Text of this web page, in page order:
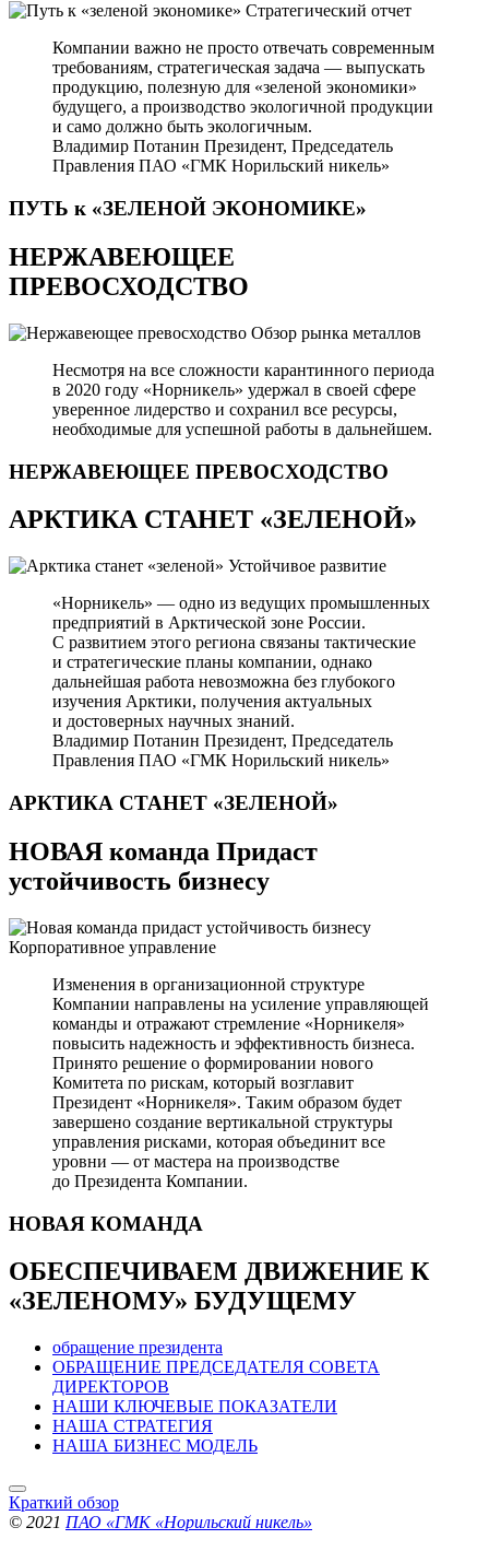
Стратегический отчет
Компании важно не просто отвечать современным
требованиям, стратегическая задача — выпускать
продукцию, полезную для «зеленой экономики»
будущего, а производство экологичной продукции
и само должно быть экологичным.
Владимир Потанин Президент, Председатель
Правления ПАО «ГМК Норильский никель»
ПУТЬ к «ЗЕЛЕНОЙ ЭКОНОМИКЕ»
НЕРЖАВЕЮЩЕЕ
ПРЕВОСХОДСТВО
Обзор рынка металлов
Несмотря на все сложности карантинного периода
в 2020 году «Норникель» удержал в своей сфере
уверенное лидерство и сохранил все ресурсы,
необходимые для успешной работы в дальнейшем.
НЕРЖАВЕЮЩЕЕ ПРЕВОСХОДСТВО
АРКТИКА СТАНЕТ «ЗЕЛЕНОЙ»
Устойчивое развитие
«Норникель» — одно из ведущих промышленных
предприятий в Арктической зоне России.
С развитием этого региона связаны тактические
и стратегические планы компании, однако
дальнейшая работа невозможна без глубокого
изучения Арктики, получения актуальных
и достоверных научных знаний.
Владимир Потанин Президент, Председатель
Правления ПАО «ГМК Норильский никель»
АРКТИКА СТАНЕТ «ЗЕЛЕНОЙ»
НОВАЯ команда Придаст
устойчивость бизнесу
Корпоративное управление
Изменения в организационной структуре
Компании направлены на усиление управляющей
команды и отражают стремление «Норникеля»
повысить надежность и эффективность бизнеса.
Принято решение о формировании нового
Комитета по рискам, который возглавит
Президент «Норникеля». Таким образом будет
завершено создание вертикальной структуры
управления рисками, которая объединит все
уровни — от мастера на производстве
до Президента Компании.
НОВАЯ КОМАНДА
ОБЕСПЕЧИВАЕМ ДВИЖЕНИЕ К
«ЗЕЛЕНОМУ» БУДУЩЕМУ
обращение президента
ОБРАЩЕНИЕ ПРЕДСЕДАТЕЛЯ СОВЕТА
ДИРЕКТОРОВ
НАШИ КЛЮЧЕВЫЕ ПОКАЗАТЕЛИ
НАША СТРАТЕГИЯ
НАША БИЗНЕС МОДЕЛЬ
Краткий обзор
© 2021 ПАО «ГМК «Норильский никель»